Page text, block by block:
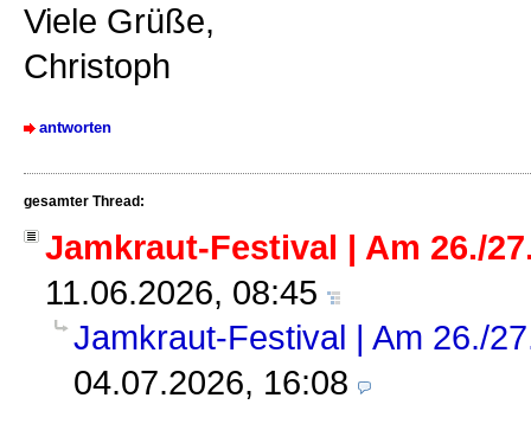
Viele Grüße,
Christoph
antworten
gesamter Thread:
Jamkraut-Festival | Am 26./
11.06.2026, 08:45
Jamkraut-Festival | Am 26./
04.07.2026, 16:08